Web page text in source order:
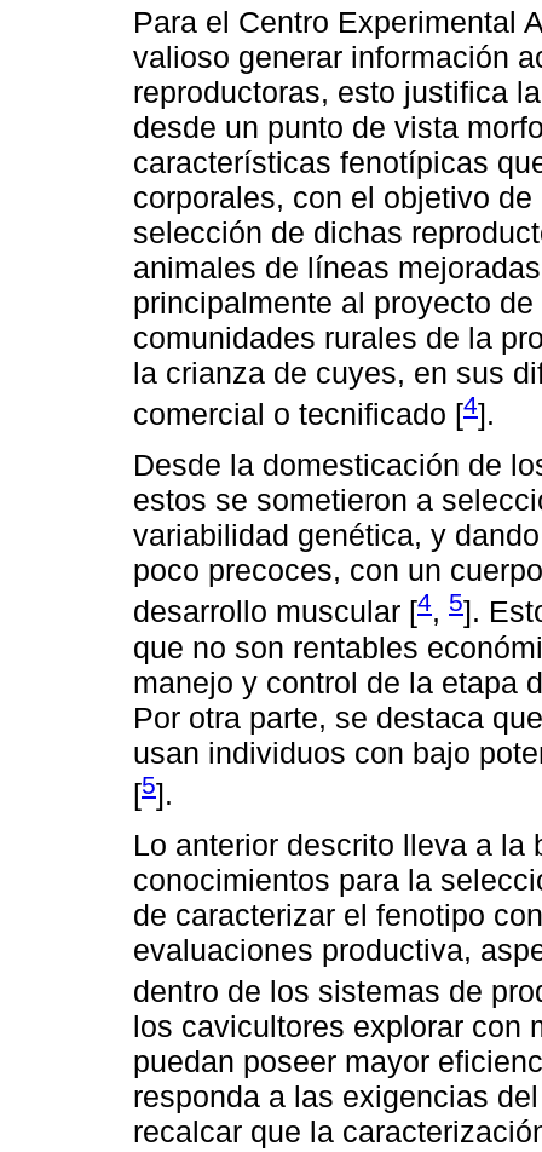
Para el Centro Experimental
valioso generar información
reproductoras, esto justifica
desde un punto de vista
características fenotípicas
corporales, con el objetivo
selección de dichas
animales de líneas
principalmente al proyecto
comunidades rurales de la
la crianza de cuyes, en sus
comercial o tecnificado [4].
Desde la domesticación de
estos se sometieron a
variabilidad genética, y
poco precoces, con un
desarrollo muscular [4, 5].
que no son rentables
manejo y control de la etapa
Por otra parte, se destaca
usan individuos con bajo
[5].
Lo anterior descrito lleva a la
conocimientos para la
de caracterizar el fenotipo
evaluaciones productiva,
dentro de los sistemas de
los cavicultores explorar con
puedan poseer mayor
responda a las exigencias
recalcar que la